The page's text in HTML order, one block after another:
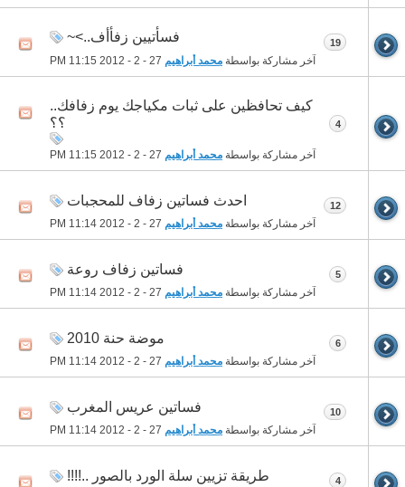
فسأتيين زفأأف..>~
آخر مشاركة بواسطة محمد أبراهيم 11:15 PM
19
كيف تحافظين على ثبات مكياجك يوم زفافك..
؟؟
آخر مشاركة بواسطة محمد أبراهيم 11:15 PM
4
احدث فساتين زفاف للمحجبات
آخر مشاركة بواسطة محمد أبراهيم 11:14 PM
12
فساتين زفاف روعة
آخر مشاركة بواسطة محمد أبراهيم 11:14 PM
5
موضة حنة 2010
آخر مشاركة بواسطة محمد أبراهيم 11:14 PM
6
فساتين عريس المغرب
آخر مشاركة بواسطة محمد أبراهيم 11:14 PM
10
طريقة تزيين سلة الورد بالصور ..!!!! 4